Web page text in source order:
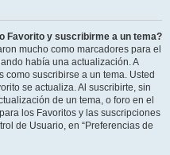
Favorito y suscribirme a un tema?
mucho como marcadores para el
había una actualización. A
como suscribirse a un tema. Usted
se actualiza. Al suscribirte, sin
de un tema, o foro en el
los Favoritos y las suscripciones
de Usuario, en “Preferencias de